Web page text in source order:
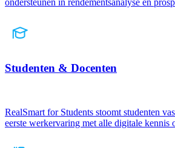
ondersteunen in rendementsanalyse en
Studenten & Docenten
RealSmart for Students stoomt studenten
eerste werkervaring met alle digitale kennis